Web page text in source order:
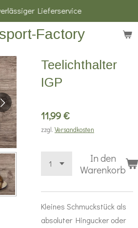
Factory
Lieferservice
Teelichthalter
IGP
11,99 €
zzgl. Versandkosten
In den
Warenkorb
Kleines Schmuckstück als
absoluter Hingucker oder